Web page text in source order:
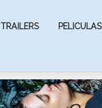
TRAILERS PELICULAS